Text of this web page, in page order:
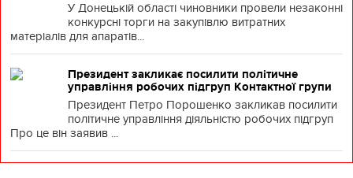
У Донецькій області чиновники провели незаконні
конкурсні торги на закупівлю витратних
матеріалів для апаратів...
Президент закликає посилити політичне
управління робочих підгруп Контактної групи
Президент Петро Порошенко закликав посилити
політичне управління діяльністю робочих підгруп
Про це він заявив ...